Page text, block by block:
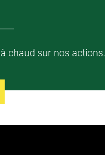
chaud sur nos actions.